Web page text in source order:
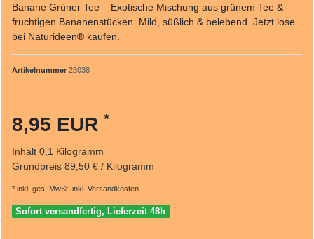
Banane Grüner Tee – Exotische Mischung aus grünem Tee &
fruchtigen Bananenstücken. Mild, süßlich & belebend. Jetzt lose
bei Naturideen® kaufen.
Artikelnummer 23038
8,95 EUR *
Inhalt 0,1 Kilogramm
Grundpreis 89,50 € / Kilogramm
* inkl. ges. MwSt. inkl. Versandkosten
Sofort versandfertig, Lieferzeit 48h